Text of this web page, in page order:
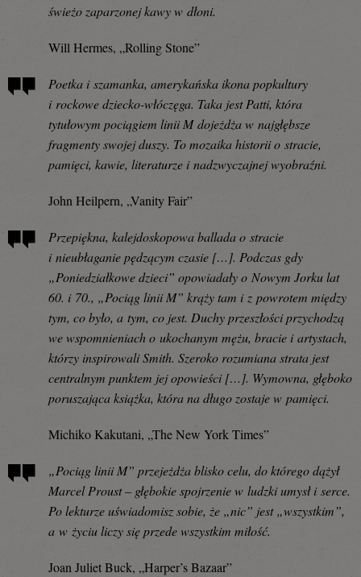
świeżo zaparzonej kawy w dłoni.
Will Hermes, „Rolling Stone”
Poetka i szamanka, amerykańska ikona popkultury
i rockowe dziecko-włóczęga. Taka jest Patti, która
tytułowym pociągiem linii M dojeżdża w najgłębsze
fragmenty swojej duszy. To mozaika historii o stracie,
pamięci, kawie, literaturze i nadzwyczajnej wyobraźni.
John Heilpern, „Vanity Fair”
Przepiękna, kalejdoskopowa ballada o stracie
i nieubłaganie pędzącym czasie […]. Podczas gdy
„Poniedziałkowe dzieci” opowiadały o Nowym Jorku lat
60. i 70., „Pociąg linii M” krąży tam i z powrotem między
tym, co było, a tym, co jest. Duchy przeszłości przychodzą
we wspomnieniach o ukochanym mężu, bracie i artystach,
którzy inspirowali Smith. Szeroko rozumiana strata jest
centralnym punktem jej opowieści […]. Wymowna, głęboko
poruszająca książka, która na długo zostaje w pamięci.
Michiko Kakutani, „The New York Times”
„Pociąg linii M” przejeżdża blisko celu, do którego dążył
Marcel Proust – głębokie spojrzenie w ludzki umysł i serce.
Po lekturze uświadomisz sobie, że „nic” jest „wszystkim”,
a w życiu liczy się przede wszystkim miłość.
Joan Juliet Buck, „Harper’s Bazaar”